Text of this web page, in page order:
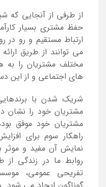
از طرفی از آنجایی که
حفظ مشتری بسیار
ارتباط مستقیم و رو در
می توانند از طریق
مختلف مشتریان را به
های اجتماعی و از این
شریک شدن با
مشتریان خود را نشان
مشتریان خود موفق
راهکار سوم برای
نمایش آن مفید و
روابط ما در زندگی
تفریحی عمومی،